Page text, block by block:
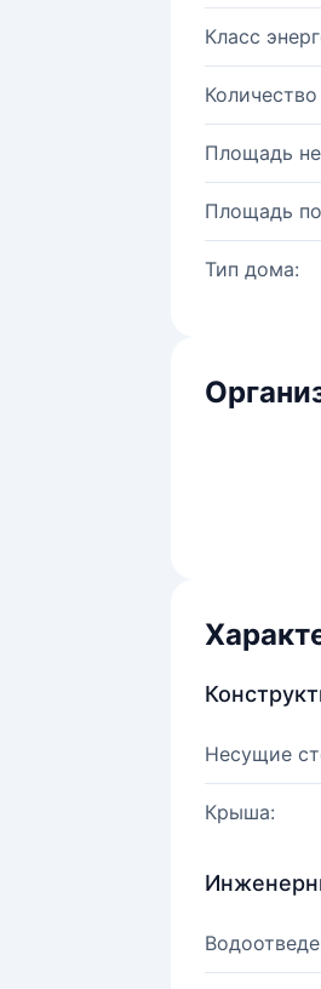
Класс
Площадь
Площадь
Тип дома:
Несущие
Крыша: